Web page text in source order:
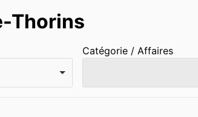
Thorins
Catégorie / Affaires